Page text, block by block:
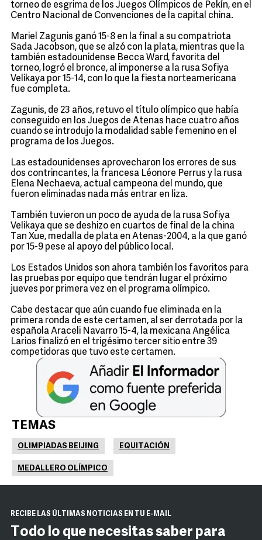
torneo de esgrima de los Juegos Olímpicos de Pekín, en el
Centro Nacional de Convenciones de la capital china.
Mariel Zagunis ganó 15-8 en la final a su compatriota
Sada Jacobson, que se alzó con la plata, mientras que la
también estadounidense Becca Ward, favorita del
torneo, logró el bronce, al imponerse a la rusa Sofiya
Velikaya por 15-14, con lo que la fiesta norteamericana
fue completa.
Zagunis, de 23 años, retuvo el título olímpico que había
conseguido en los Juegos de Atenas hace cuatro años
cuando se introdujo la modalidad sable femenino en el
programa de los Juegos.
Las estadounidenses aprovecharon los errores de sus
dos contrincantes, la francesa Léonore Perrus y la rusa
Elena Nechaeva, actual campeona del mundo, que
fueron eliminadas nada más entrar en liza.
También tuvieron un poco de ayuda de la rusa Sofiya
Velikaya que se deshizo en cuartos de final de la china
Tan Xue, medalla de plata en Atenas-2004, a la que ganó
por 15-9 pese al apoyo del público local.
Los Estados Unidos son ahora también los favoritos para
las pruebas por equipo que tendrán lugar el próximo
jueves por primera vez en el programa olímpico.
Cabe destacar que aún cuando fue eliminada en la
primera ronda de este certamen, al ser derrotada por la
española Araceli Navarro 15-4, la mexicana Angélica
Larios finalizó en el trigésimo tercer sitio entre 39
competidoras que tuvo este certamen.
TEMAS
OLIMPIADAS BEIJING EQUITACIÓN
MEDALLERO OLÍMPICO
RECIBE LAS ÚLTIMAS NOTICIAS EN TU E-MAIL
Todo lo que necesitas saber para